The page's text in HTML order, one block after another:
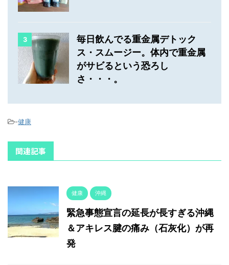
3
毎日飲んでる重金属デトック
ス・スムージー。体内で重金属
がサビるという恐ろし
さ・・・。
-健康
関連記事
健康 沖縄
緊急事態宣言の延長が長すぎる沖縄
＆アキレス腱の痛み（石灰化）が再
発